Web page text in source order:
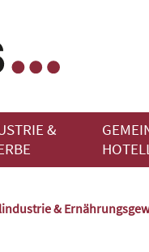
&
&